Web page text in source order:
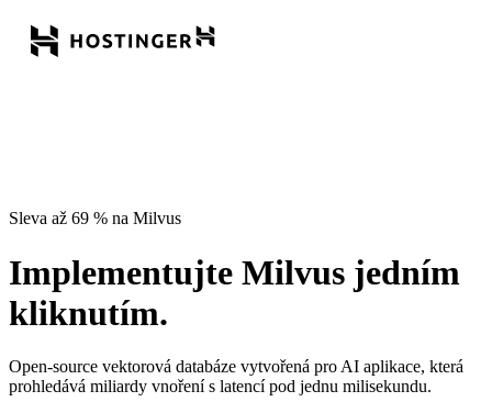
Sleva až 69 % na Milvus
Implementujte Milvus jedním
kliknutím.
Open-source vektorová databáze vytvořená pro AI aplikace, která
prohledává miliardy vnoření s latencí pod jednu milisekundu.